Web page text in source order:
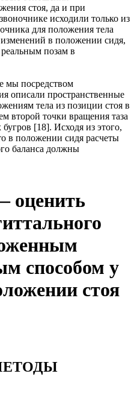
стоя, да и при
исходили только из
для положения тела
в положении сидя,
реальным позам в
мы посредством
описали пространственные
тела из позиции стоя в
второй точки вращения таза
[18]. Исходя из этого,
в положении сидя расчеты
баланса должны
оценить
способом у
стоя